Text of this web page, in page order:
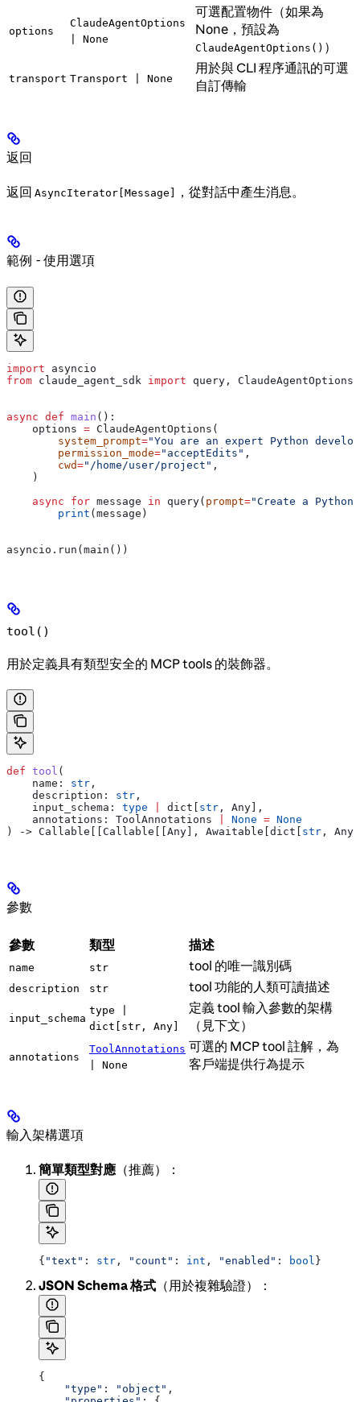
options
ClaudeAgentOptions
| None
可選配置物件（如果為
None，預設為
ClaudeAgentOptions() ）
transport Transport | None
用於與 CLI 程序通訊的可選
自訂傳輸
返回
返回 AsyncIterator[Message] ，從對話中產生消息。
範例 - 使用選項
import asyncio
from claude_agent_sdk import query, ClaudeAgentOptions
async def main ():
    options
= ClaudeAgentOptions(
        system_prompt
="You are an expert Python
        permission_mode
="acceptEdits" ,
        cwd
="/home/user/project" ,
    )
    async
for message in query( prompt="Create a Python
        print
(message)
asyncio.run(main())
tool()
用於定義具有類型安全的 MCP tools 的裝飾器。
def tool (
    name
: str ,
    description
: str ,
    input_schema
: type dict[ str , Any],
    annotations
: ToolAnnotations None = None
) -> Callable[[Callable[[Any], Awaitable[dict[ str ,
參數
參數 類型 描述
name str tool 的唯一識別碼
description str tool 功能的人類可讀描述
input_schema
type |
dict[str, Any]
定義 tool 輸入參數的架構
（見下文）
annotations
ToolAnnotations
| None
可選的 MCP tool 註解，為
客戶端提供行為提示
輸入架構選項
簡單類型對應 （推薦）：
{ "text" : str , "count" : int , "enabled" : bool }
JSON Schema 格式 （用於複雜驗證）：
{
    "type"
: "object" ,